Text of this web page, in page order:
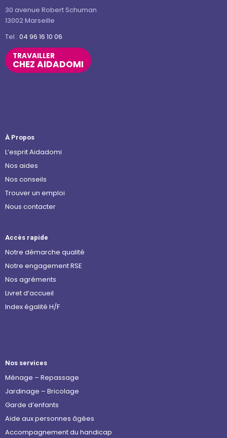
30 avenue Robert Schuman
13002 Marseille
Tel : 04 96 16 10 06
TRAVAILLER
CHEZ AIDADOMI
À Propos
L’esprit Aidadomi
Nos aides
Nos conseils
Trouver un emploi
Nous contacter
Accès rapide
Notre démarche qualité
Notre engagement RSE
Nos agréments
Livret d’accueil
Index égalité H/F
Nos services
Ménage – Repassage
Jardinage – Bricolage
Garde d’enfants
Aide aux personnes âgées
Accompagnement du handicap